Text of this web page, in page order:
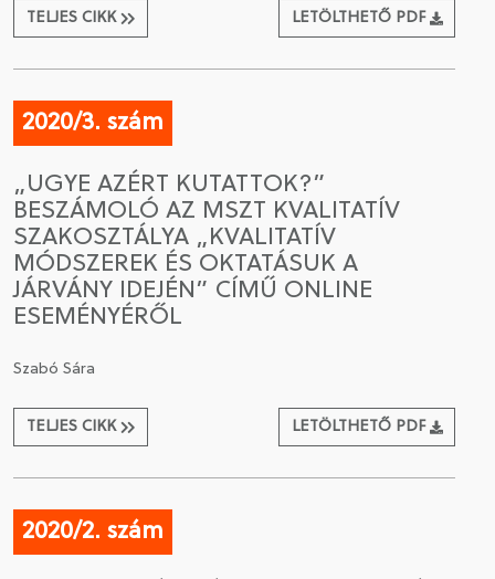
TELJES CIKK LETÖLTHETŐ PDF
2020/3. szám
„UGYE AZÉRT KUTATTOK?”
BESZÁMOLÓ AZ MSZT KVALITATÍV
SZAKOSZTÁLYA „KVALITATÍV
MÓDSZEREK ÉS OKTATÁSUK A
JÁRVÁNY IDEJÉN” CÍMŰ ONLINE
ESEMÉNYÉRŐL
Szabó Sára
TELJES CIKK LETÖLTHETŐ PDF
2020/2. szám